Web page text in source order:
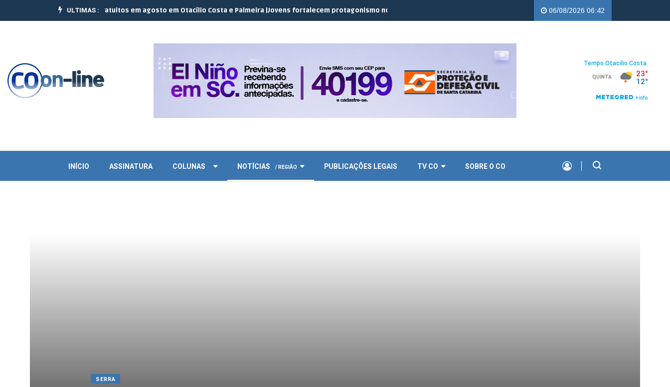
ULTIMAS :
realizam 10 cursos gratuitos em agosto em Otacílio Costa e Palmeira |Jovens fortalecem protagonismo no campo em encontro do JEC Copercampos | Troco Solidário da Copercampos deixa legado
06/08/2026 06:42
INÍCIO ASSINATURA COLUNAS NOTÍCIAS / REGIÃO PUBLICAÇÕES LEGAIS TV CO SOBRE O CO
SERRA